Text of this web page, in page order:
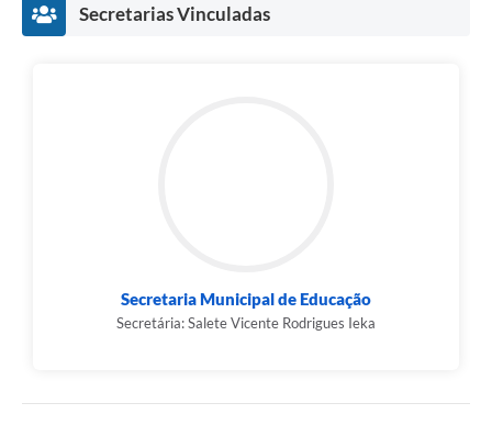
Secretarias Vinculadas
Secretaria Municipal de Educação
Secretária: Salete Vicente Rodrigues Ieka